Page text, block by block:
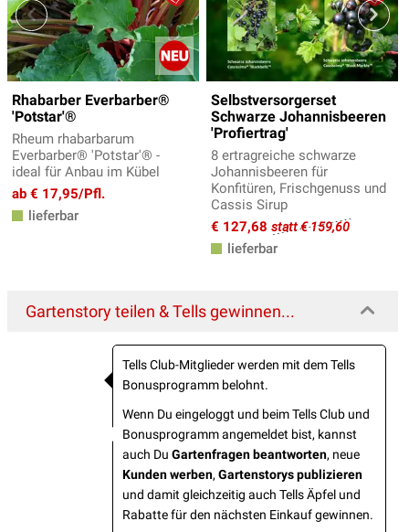
Rhabarber Everbarber®
'Potstar'®
Rheum rhabarbarum
Everbarber® 'Potstar'® -
ideal für Anbau im Kübel
ab € 17,95/Pfl.
lieferbar
Selbstversorgerset
Schwarze Johannisbeeren
'Profiertrag'
8 ertragreiche schwarze
Johannisbeeren für
Konfitüren, Frischgenuss und
Cassis Sirup
€ 127,68 statt € 159,60
lieferbar
Gartenstory teilen & Tells gewinnen...
Tells Club-Mitglieder werden mit dem Tells
Bonusprogramm belohnt.
Wenn Du eingeloggt und beim Tells Club und
Bonusprogramm angemeldet bist, kannst
auch Du Gartenfragen beantworten, neue
Kunden werben, Gartenstorys publizieren
und damit gleichzeitig auch Tells Äpfel und
Rabatte für den nächsten Einkauf gewinnen.